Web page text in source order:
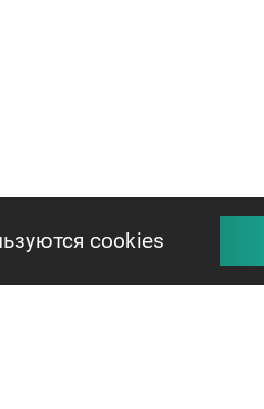
cookies